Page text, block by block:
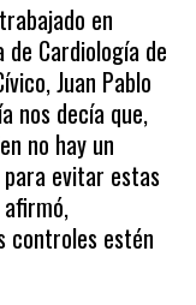
en
Cardiología de
Juan Pablo
nos decía que,
no hay un
evitar estas
controles estén